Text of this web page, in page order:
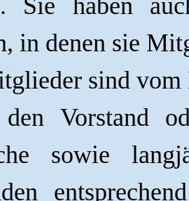
Sie haben
in denen sie
sind
Vorstand
sowie